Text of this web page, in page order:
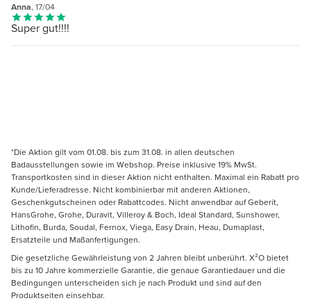
Anna, 17/04
Super gut!!!!
*Die Aktion gilt vom 01.08. bis zum 31.08. in allen deutschen
Badausstellungen sowie im Webshop. Preise inklusive 19% MwSt.
Transportkosten sind in dieser Aktion nicht enthalten. Maximal ein Rabatt pro
Kunde/Lieferadresse. Nicht kombinierbar mit anderen Aktionen,
Geschenkgutscheinen oder Rabattcodes. Nicht anwendbar auf Geberit,
HansGrohe, Grohe, Duravit, Villeroy & Boch, Ideal Standard, Sunshower,
Lithofin, Burda, Soudal, Fernox, Viega, Easy Drain, Heau, Dumaplast,
Ersatzteile und Maßanfertigungen.
Die gesetzliche Gewährleistung von 2 Jahren bleibt unberührt. X²O bietet
bis zu 10 Jahre kommerzielle Garantie, die genaue Garantiedauer und die
Bedingungen unterscheiden sich je nach Produkt und sind auf den
Produktseiten einsehbar.